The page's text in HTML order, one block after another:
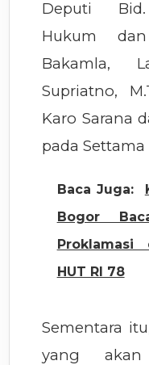
Deputi
Hukum dan
Bakamla,
Supriatno,
Karo Sarana
pada Settama
Baca Juga:
Bogor
Proklamasi
HUT RI 78
Sementara
yang akan